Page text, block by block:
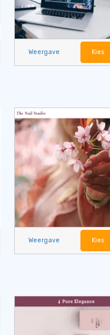
Weergave Kies
Weergave Kies